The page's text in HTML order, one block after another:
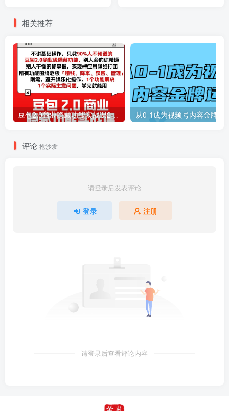
相关推荐
豆包2.0商业隐藏功能实战课2026，1个功能解决1个实际生意问题，学完就能用 从0-1成为视频号内容金牌运
评论 抢沙发
请登录后发表评论
登录 注册
请登录后查看评论内容